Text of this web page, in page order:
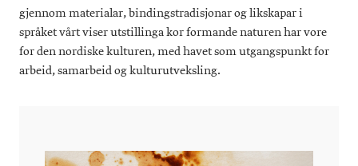
gjennom materialar, bindingstradisjonar og likskapar i
språket vårt viser utstillinga kor formande naturen har vore
for den nordiske kulturen, med havet som utgangspunkt for
arbeid, samarbeid og kulturutveksling.